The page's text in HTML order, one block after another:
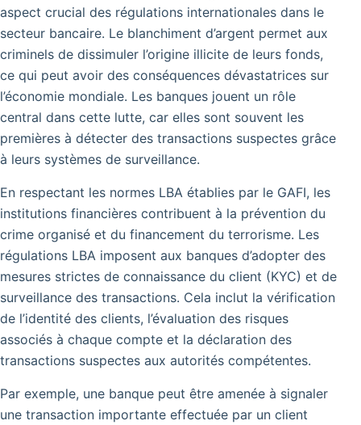
aspect crucial des régulations internationales dans le
secteur bancaire. Le blanchiment d’argent permet aux
criminels de dissimuler l’origine illicite de leurs fonds,
ce qui peut avoir des conséquences dévastatrices sur
l’économie mondiale. Les banques jouent un rôle
central dans cette lutte, car elles sont souvent les
premières à détecter des transactions suspectes grâce
à leurs systèmes de surveillance.
En respectant les normes LBA établies par le GAFI, les
institutions financières contribuent à la prévention du
crime organisé et du financement du terrorisme. Les
régulations LBA imposent aux banques d’adopter des
mesures strictes de connaissance du client (KYC) et de
surveillance des transactions. Cela inclut la vérification
de l’identité des clients, l’évaluation des risques
associés à chaque compte et la déclaration des
transactions suspectes aux autorités compétentes.
Par exemple, une banque peut être amenée à signaler
une transaction importante effectuée par un client